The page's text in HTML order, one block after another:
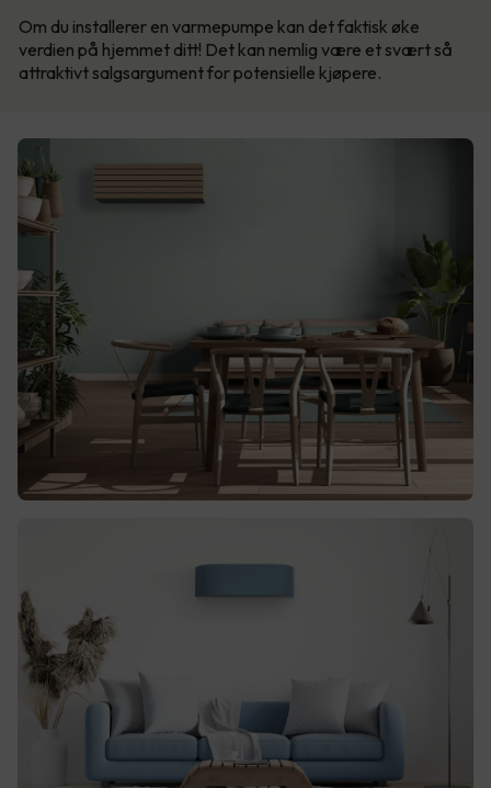
Om du installerer en varmepumpe kan det faktisk øke
verdien på hjemmet ditt! Det kan nemlig være et svært så
attraktivt salgsargument for potensielle kjøpere.